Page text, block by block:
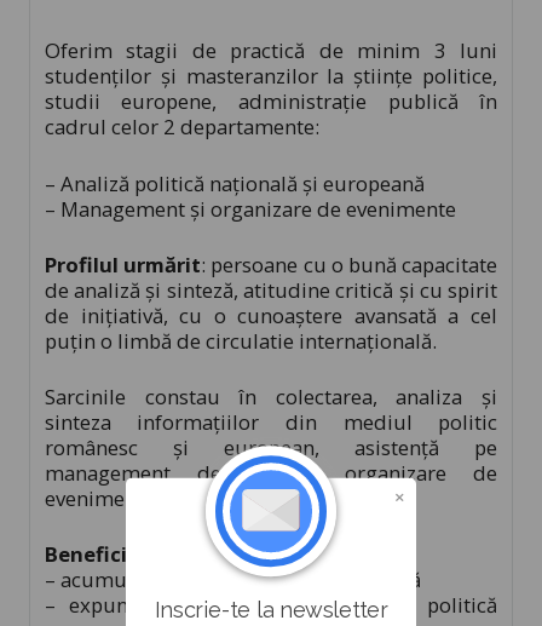
Oferim stagii de practică de minim 3 luni
studenților și masteranzilor la științe politice,
studii europene, administrație publică în
cadrul celor 2 departamente:
– Analiză politică națională și europeană
– Management și organizare de evenimente
Profilul urmărit: persoane cu o bună capacitate
de analiză și sinteză, atitudine critică și cu spirit
de inițiativă, cu o cunoaștere avansată a cel
puțin o limbă de circulatie internațională.
Sarcinile constau în colectarea, analiza și
sinteza informațiilor din mediul politic
românesc și european, asistență pe
management de proiect, organizare de
evenimente.
Beneficii:
– acumulare de experiență profesională
– expunerea la informații din viața politică
Inscrie-te la newsletter